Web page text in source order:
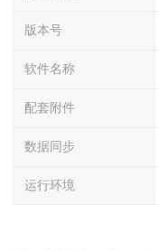
版本号
软件名称
配套附件
数据同步
运行环境